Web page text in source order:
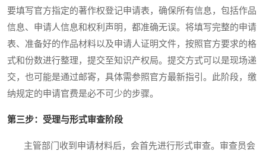
要填写官方指定的著作权登记申请表，确保所有信息，包括作品
信息、申请人信息和权利声明，都准确无误。将填写完整的申请
表、准备好的作品材料以及申请人证明文件，按照官方要求的格
式和份数进行整理，提交至知识产权局。提交方式可以是现场递
交，也可能是通过邮寄，具体需参照官方最新指引。此阶段，缴
纳规定的申请官费是必不可少的步骤。
第三步：受理与形式审查阶段
主管部门收到申请材料后，会首先进行形式审查。审查员会